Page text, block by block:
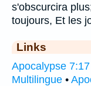
s'obscurcira
toujours, Et les
Links
Apocalypse
Multilingue •